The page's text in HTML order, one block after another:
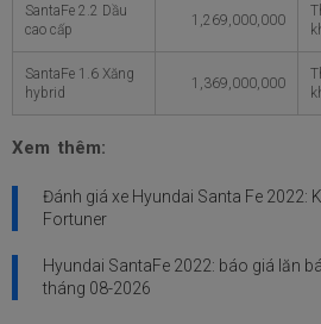
SantaFe 2.2 Dầu
cao cấp
1,269,000,000
SantaFe 1.6 Xăng
hybrid
1,369,000,000
Xem thêm:
Đánh giá xe Hyundai Santa Fe 2022:
Fortuner
Hyundai SantaFe 2022: báo giá lăn
tháng 08-2026